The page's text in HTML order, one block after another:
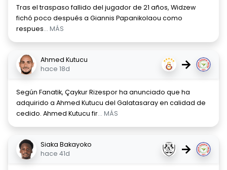
Tras el traspaso fallido del jugador de 21 años, Widzew
fichó poco después a Giannis Papanikolaou como
respues... MÁS
Ahmed Kutucu
hace 18d
→
Según Fanatik, Çaykur Rizespor ha anunciado que ha
adquirido a Ahmed Kutucu del Galatasaray en calidad de
cedido. Ahmed Kutucu fir... MÁS
Siaka Bakayoko
hace 41d
→